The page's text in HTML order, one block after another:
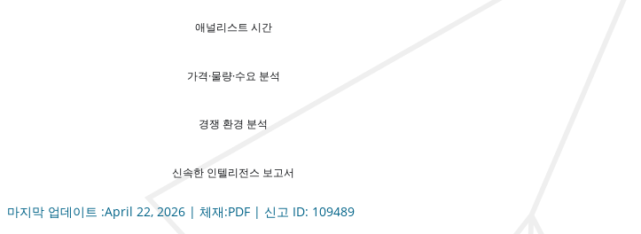
애널리스트 시간
가격·물량·수요 분석
경쟁 환경 분석
신속한 인텔리전스 보고서
마지막 업데이트 :April 22, 2026 | 체재:PDF | 신고 ID: 109489